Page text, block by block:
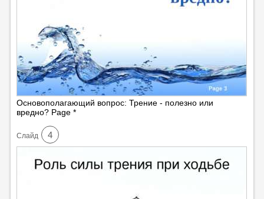
Основополагающий вопрос: Трение - полезно или
вредно? Page *
Cлайд 4